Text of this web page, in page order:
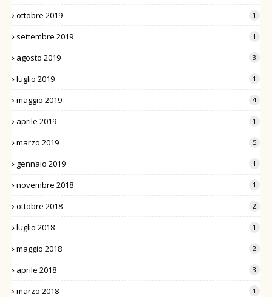
ottobre 2019 1
settembre 2019 1
agosto 2019 3
luglio 2019 1
maggio 2019 4
aprile 2019 1
marzo 2019 5
gennaio 2019 1
novembre 2018 1
ottobre 2018 2
luglio 2018 1
maggio 2018 2
aprile 2018 3
marzo 2018 1